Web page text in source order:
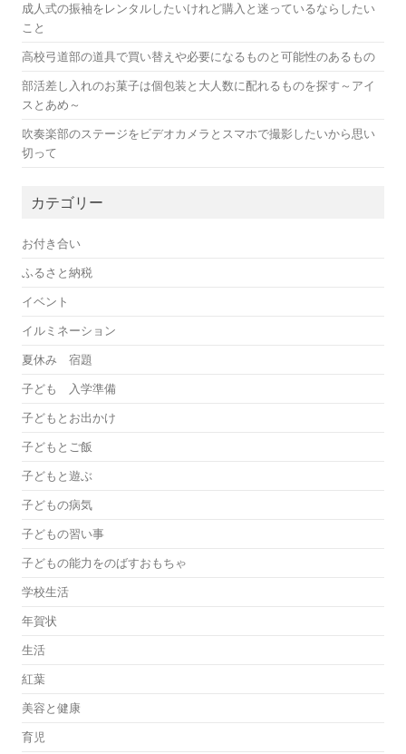
成人式の振袖をレンタルしたいけれど購入と迷っているならしたい
こと
高校弓道部の道具で買い替えや必要になるものと可能性のあるもの
部活差し入れのお菓子は個包装と大人数に配れるものを探す～アイ
スとあめ～
吹奏楽部のステージをビデオカメラとスマホで撮影したいから思い
切って
カテゴリー
お付き合い
ふるさと納税
イベント
イルミネーション
夏休み 宿題
子ども 入学準備
子どもとお出かけ
子どもとご飯
子どもと遊ぶ
子どもの病気
子どもの習い事
子どもの能力をのばすおもちゃ
学校生活
年賀状
生活
紅葉
美容と健康
育児